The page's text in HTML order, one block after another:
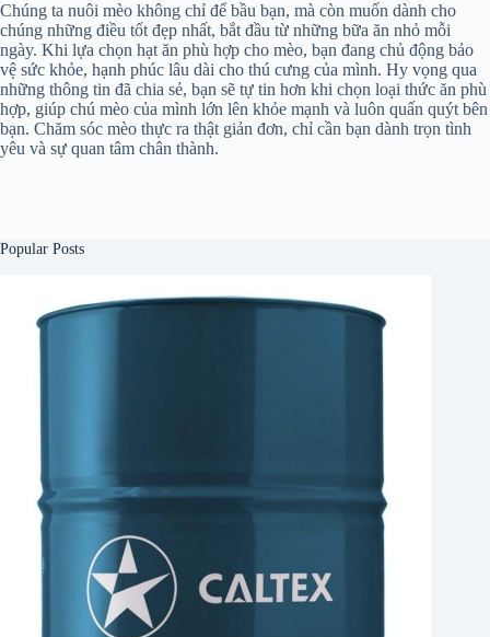
Chúng ta nuôi mèo không chỉ để bầu bạn, mà còn muốn dành cho
chúng những điều tốt đẹp nhất, bắt đầu từ những bữa ăn nhỏ mỗi
ngày. Khi lựa chọn hạt ăn phù hợp cho mèo, bạn đang chủ động bảo
vệ sức khỏe, hạnh phúc lâu dài cho thú cưng của mình. Hy vọng qua
những thông tin đã chia sẻ, bạn sẽ tự tin hơn khi chọn loại thức ăn phù
hợp, giúp chú mèo của mình lớn lên khỏe mạnh và luôn quấn quýt bên
bạn. Chăm sóc mèo thực ra thật giản đơn, chỉ cần bạn dành trọn tình
yêu và sự quan tâm chân thành.
Popular Posts